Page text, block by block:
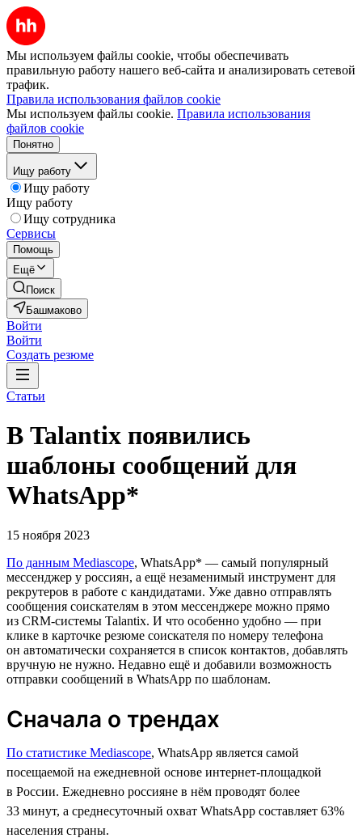
Мы используем файлы cookie, чтобы обеспечивать
правильную работу нашего веб-сайта и анализировать сетевой
трафик.
Правила использования файлов cookie
Мы используем файлы cookie. Правила использования
файлов cookie
Понятно
Ищу работу
Ищу работу
Ищу работу
Ищу сотрудника
Сервисы
Помощь
Ещё
Поиск
Башмаково
Войти
Войти
Создать резюме
Статьи
В Talantix появились
шаблоны сообщений для
WhatsApp*
15 ноября 2023
По данным Mediascope, WhatsApp* — самый популярный
мессенджер у россиян, а ещё незаменимый инструмент для
рекрутеров в работе с кандидатами. Уже давно отправлять
сообщения соискателям в этом мессенджере можно прямо
из CRM-системы Talantix. И что особенно удобно — при
клике в карточке резюме соискателя по номеру телефона
он автоматически сохраняется в список контактов, добавлять
вручную не нужно. Недавно ещё и добавили возможность
отправки сообщений в WhatsApp по шаблонам.
Сначала о трендах
По статистике Mediascope, WhatsApp является самой
посещаемой на ежедневной основе интернет-площадкой
в России. Ежедневно россияне в нём проводят более
33 минут, а среднесуточный охват WhatsApp составляет 63%
населения страны.